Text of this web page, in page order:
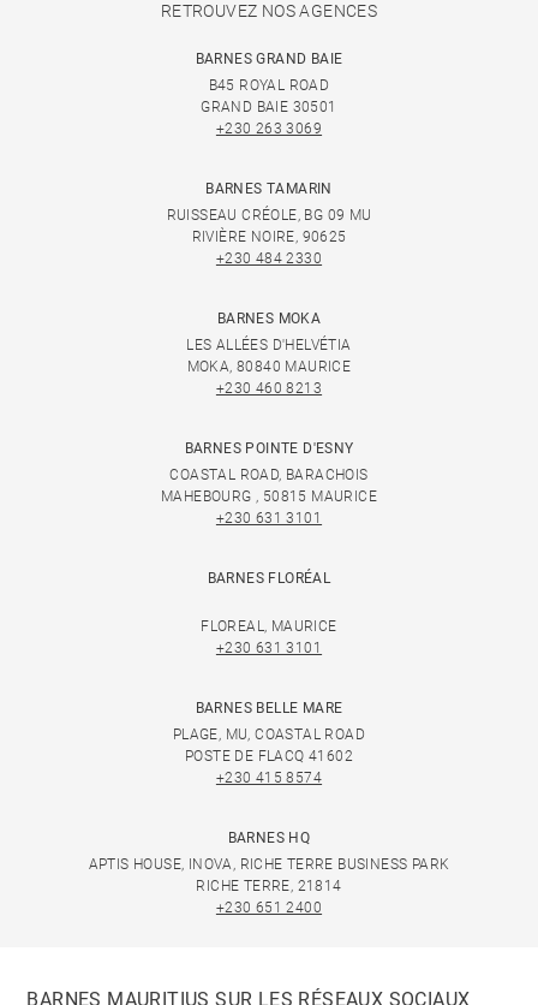
RETROUVEZ NOS AGENCES
BARNES GRAND BAIE
B45 ROYAL ROAD
GRAND BAIE 30501
+230 263 3069
BARNES TAMARIN
RUISSEAU CRÉOLE, BG 09 MU
RIVIÈRE NOIRE, 90625
+230 484 2330
BARNES MOKA
LES ALLÉES D'HELVÉTIA
MOKA, 80840 MAURICE
+230 460 8213
BARNES POINTE D'ESNY
COASTAL ROAD, BARACHOIS
MAHEBOURG , 50815 MAURICE
+230 631 3101
BARNES FLORÉAL
FLOREAL, MAURICE
+230 631 3101
BARNES BELLE MARE
PLAGE, MU, COASTAL ROAD
POSTE DE FLACQ 41602
+230 415 8574
BARNES HQ
APTIS HOUSE, INOVA, RICHE TERRE BUSINESS PARK
RICHE TERRE, 21814
+230 651 2400
BARNES MAURITIUS SUR LES RÉSEAUX SOCIAUX